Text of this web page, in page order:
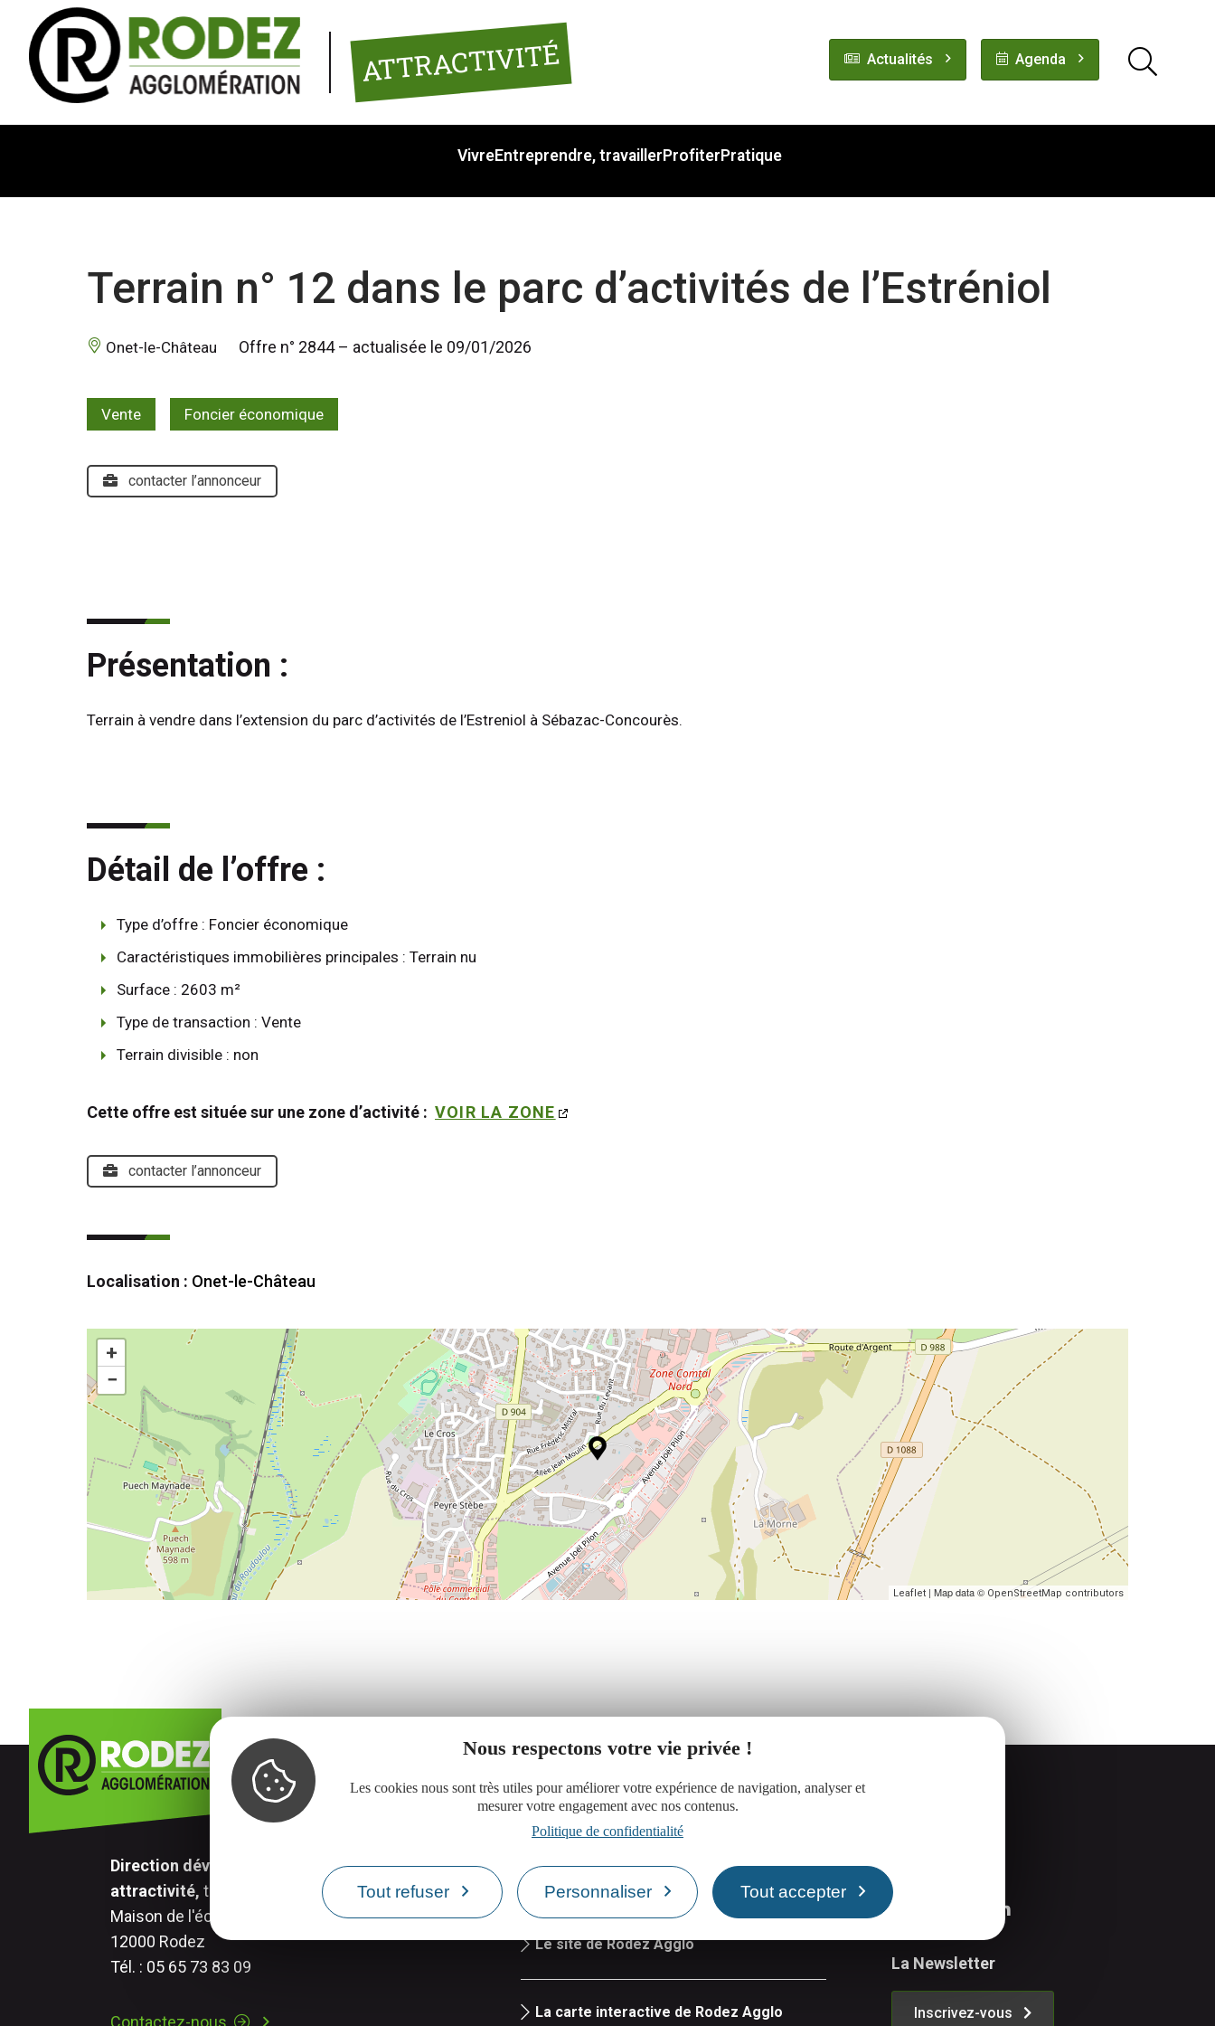
Panneau de gestion des cookies
Nous respectons votre vie privée !
Les cookies nous sont très utiles pour améliorer votre expérience de navigation, analyser et
mesurer votre engagement avec nos contenus.
Politique de confidentialité
Tout refuser Personnaliser Tout accepter
ATTRACTIVITÉ Actualités Agenda
VivreEntreprendre, travailler Profiter Pratique
Terrain n° 12 dans le parc d’activités de l’Estréniol
Onet-le-Château Offre n° 2844 – actualisée le 09/01/2026
Vente Foncier économique
contacter l’annonceur
Présentation :
Terrain à vendre dans l’extension du parc d’activités de l’Estreniol à Sébazac-Concourès.
Détail de l’offre :
Type d’offre : Foncier économique
Caractéristiques immobilières principales : Terrain nu
Surface : 2603 m²
Type de transaction : Vente
Terrain divisible : non
Cette offre est située sur une zone d’activité : VOIR LA ZONE
contacter l’annonceur
Localisation : Onet-le-Château
+
−
Leaflet | Map data © OpenStreetMap contributors
Direction développement économique,
attractivité, transition numérique.
Maison de l'économie - 17 rue Aristide Briand
12000 Rodez
Tél. : 05 65 73 83 09
Contactez-nous
Réserver une salle de réunion
Le site de Rodez Agglo
La carte interactive de Rodez Agglo
La Newsletter
Inscrivez-vous